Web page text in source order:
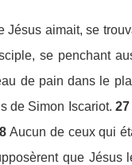
Jésus aimait, se
se penchant
de pain dans le
de Simon Iscariot. 27
Aucun de ceux qui
que